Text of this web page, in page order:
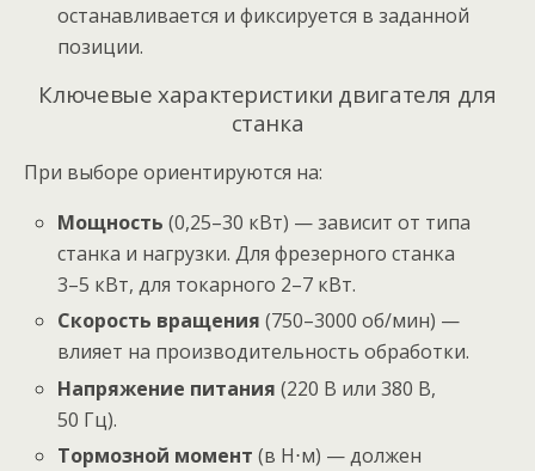
останавливается и фиксируется в заданной
позиции.
Ключевые характеристики двигателя для
станка
При выборе ориентируются на:
Мощность (0,25–30 кВт) — зависит от типа
станка и нагрузки. Для фрезерного станка
3–5 кВт, для токарного 2–7 кВт.
Скорость вращения (750–3000 об/мин) —
влияет на производительность обработки.
Напряжение питания (220 В или 380 В,
50 Гц).
Тормозной момент (в Н⋅м) — должен